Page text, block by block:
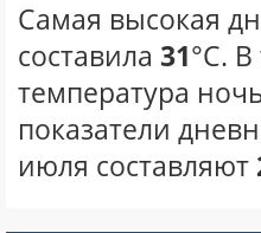
Самая высокая
составила 31°С.
температура
показатели
июля составляют